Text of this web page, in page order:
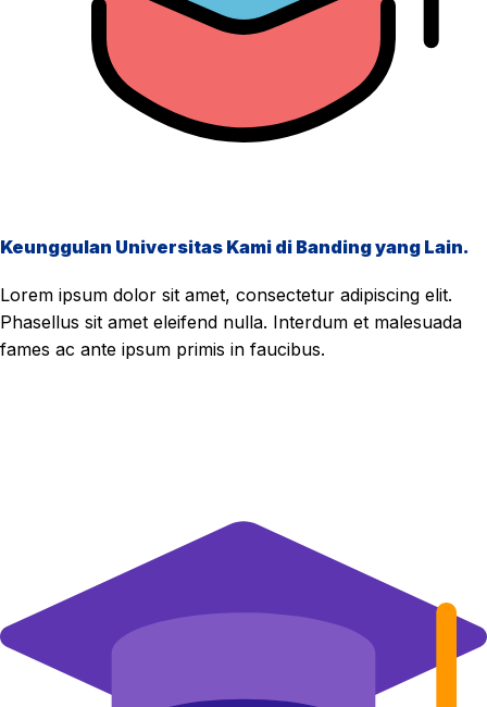
Keunggulan Universitas Kami di Banding yang Lain.
Lorem ipsum dolor sit amet, consectetur adipiscing elit.
Phasellus sit amet eleifend nulla. Interdum et malesuada
fames ac ante ipsum primis in faucibus.